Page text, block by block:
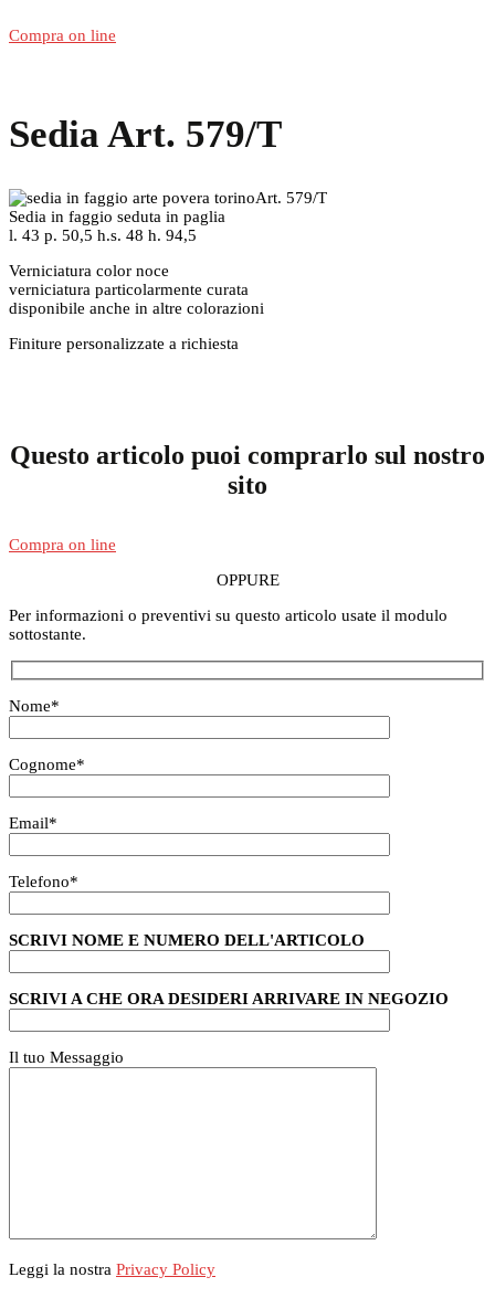
Compra on line
Sedia Art. 579/T
Art. 579/T
Sedia in faggio seduta in paglia
l. 43 p. 50,5 h.s. 48 h. 94,5
Verniciatura color noce
verniciatura particolarmente curata
disponibile anche in altre colorazioni
Finiture personalizzate a richiesta
Questo articolo puoi comprarlo sul nostro
sito
Compra on line
OPPURE
Per informazioni o preventivi su questo articolo usate il modulo
sottostante.
Nome*
Cognome*
Email*
Telefono*
SCRIVI NOME E NUMERO DELL'ARTICOLO
SCRIVI A CHE ORA DESIDERI ARRIVARE IN NEGOZIO
Il tuo Messaggio
Leggi la nostra Privacy Policy